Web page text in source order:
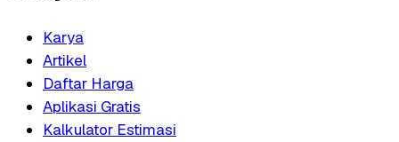
Karya
Artikel
Daftar Harga
Aplikasi Gratis
Kalkulator Estimasi